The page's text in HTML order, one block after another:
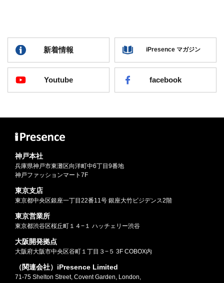
新着情報 iPresence マガジン
Youtube facebook
神戸本社
兵庫県神戸市東灘区向洋町中6丁目9番地
神戸ファッションマート7F
東京支店
東京都中央区銀座一丁目22番11号 銀座大竹ビジデンス2階
東京営業所
東京都渋谷区桜丘町１４−１ ハッチェリー渋谷
大阪開発拠点
大阪府大阪市中央区谷町１丁目３−５ 3F COBOX内
（関連会社）iPresence Limited
71-75 Shelton Street, Covent Garden, London,